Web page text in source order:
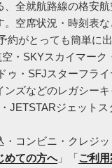
、全就航路線の格安
。空席状況・時刻表
約がとっても簡単に
・SKYスカイマーク
ゥ・SFJスターフラ
ンズなどのレガシー
JETSTARジェット
・コンビニ・クレジ
めての方へ」「ご利